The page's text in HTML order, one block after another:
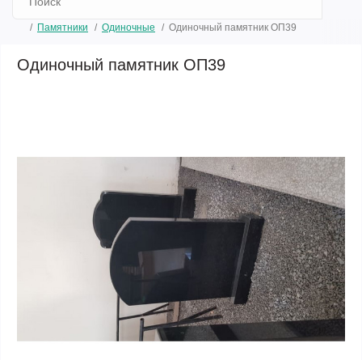
Памятники Одиночные Одиночный памятник ОП39
Одиночный памятник ОП39